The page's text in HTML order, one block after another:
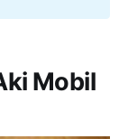
Mobil